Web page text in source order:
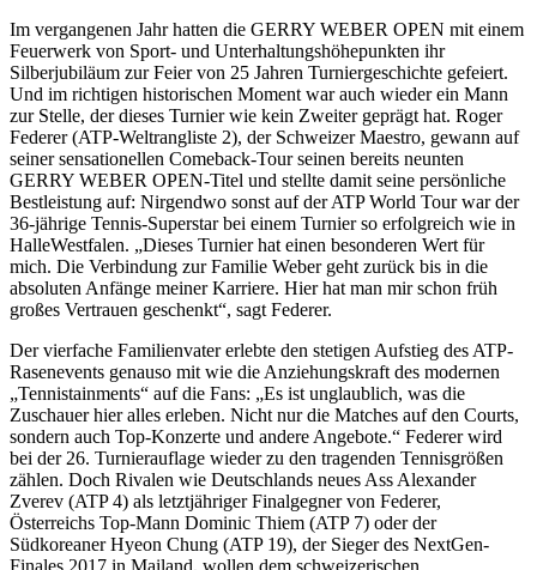
Im vergangenen Jahr hatten die GERRY WEBER OPEN mit einem
Feuerwerk von Sport- und Unterhaltungshöhepunkten ihr
Silberjubiläum zur Feier von 25 Jahren Turniergeschichte gefeiert.
Und im richtigen historischen Moment war auch wieder ein Mann
zur Stelle, der dieses Turnier wie kein Zweiter geprägt hat. Roger
Federer (ATP-Weltrangliste 2), der Schweizer Maestro, gewann auf
seiner sensationellen Comeback-Tour seinen bereits neunten
GERRY WEBER OPEN-Titel und stellte damit seine persönliche
Bestleistung auf: Nirgendwo sonst auf der ATP World Tour war der
36-jährige Tennis-Superstar bei einem Turnier so erfolgreich wie in
HalleWestfalen. „Dieses Turnier hat einen besonderen Wert für
mich. Die Verbindung zur Familie Weber geht zurück bis in die
absoluten Anfänge meiner Karriere. Hier hat man mir schon früh
großes Vertrauen geschenkt“, sagt Federer.
Der vierfache Familienvater erlebte den stetigen Aufstieg des ATP-
Rasenevents genauso mit wie die Anziehungskraft des modernen
„Tennistainments“ auf die Fans: „Es ist unglaublich, was die
Zuschauer hier alles erleben. Nicht nur die Matches auf den Courts,
sondern auch Top-Konzerte und andere Angebote.“ Federer wird
bei der 26. Turnierauflage wieder zu den tragenden Tennisgrößen
zählen. Doch Rivalen wie Deutschlands neues Ass Alexander
Zverev (ATP 4) als letztjähriger Finalgegner von Federer,
Österreichs Top-Mann Dominic Thiem (ATP 7) oder der
Südkoreaner Hyeon Chung (ATP 19), der Sieger des NextGen-
Finales 2017 in Mailand, wollen dem schweizerischen